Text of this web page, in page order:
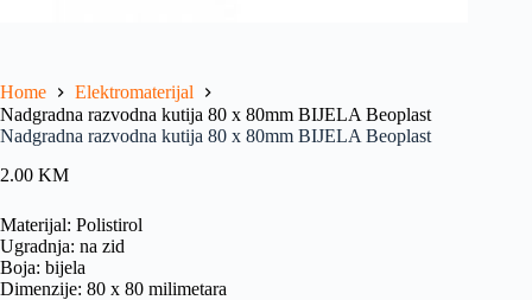
Home
Elektromaterijal
Nadgradna razvodna kutija 80 x 80mm BIJELA Beoplast
Nadgradna razvodna kutija 80 x 80mm BIJELA Beoplast
2.00 KM
Materijal: Polistirol
Ugradnja: na zid
Boja: bijela
Dimenzije: 80 x 80 milimetara